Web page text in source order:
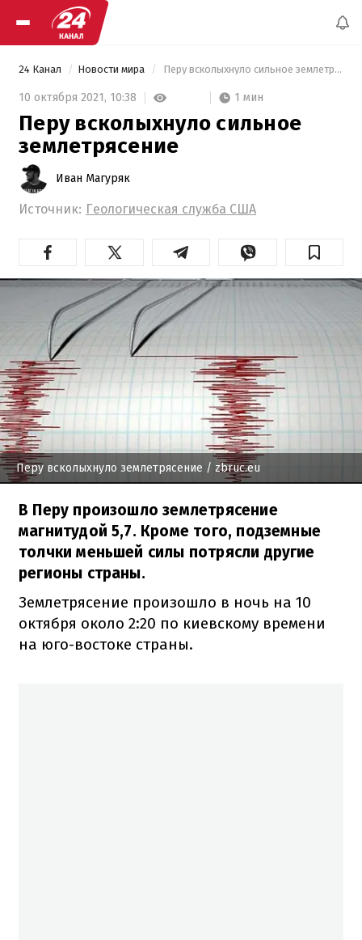
24 Канал Новости мира Перу всколыхнуло сильное землетрясение
10 октября 2021, 10:38 1 мин
Перу всколыхнуло сильное
землетрясение
Иван Магуряк
Источник: Геологическая служба США
Перу всколыхнуло землетрясение / zbruc.eu
В Перу произошло землетрясение
магнитудой 5,7. Кроме того, подземные
толчки меньшей силы потрясли другие
регионы страны.
Землетрясение произошло в ночь на 10
октября около 2:20 по киевскому времени
на юго-востоке страны.